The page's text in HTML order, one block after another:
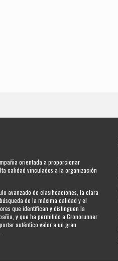
orientada a proporcionar
calidad vinculados a la organización
avanzado de clasificaciones, la clara
de la máxima calidad y el
que identifican y distinguen la
y que ha permitido a Cronorunner
auténtico valor a un gran